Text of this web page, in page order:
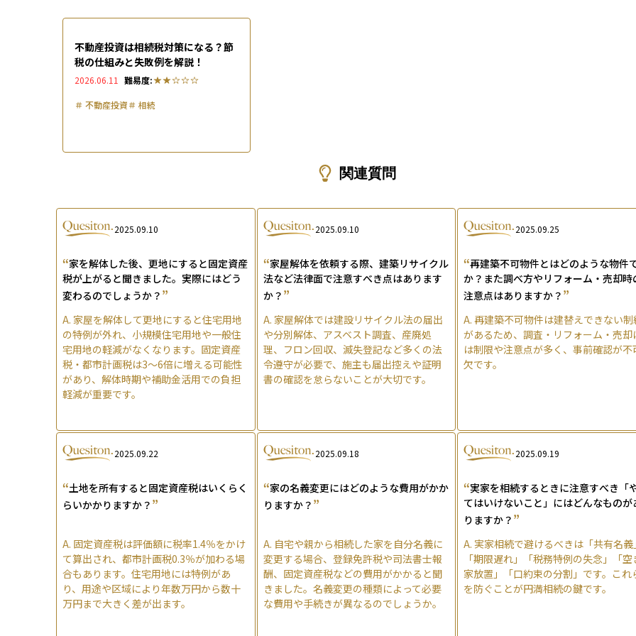
不動産投資は相続税対策になる？節
税の仕組みと失敗例を解説！
2026.06.11 難易度:
＃ 不動産投資＃ 相続
関連質問
2025.09.10
“家を解体した後、更地にすると固定資産
税が上がると聞きました。実際にはどう
変わるのでしょうか？ ”
A. 家屋を解体して更地にすると住宅用地
の特例が外れ、小規模住宅用地や一般住
宅用地の軽減がなくなります。固定資産
税・都市計画税は3〜6倍に増える可能性
があり、解体時期や補助金活用での負担
軽減が重要です。
2025.09.10
“家屋解体を依頼する際、建築リサイクル
法など法律面で注意すべき点はあります
か？ ”
A. 家屋解体では建設リサイクル法の届出
や分別解体、アスベスト調査、産廃処
理、フロン回収、滅失登記など多くの法
令遵守が必要で、施主も届出控えや証明
書の確認を怠らないことが大切です。
2025.09.25
“再建築不可物件とはどのような物件
か？また調べ方やリフォーム・売却時
注意点はありますか？ ”
A.再建築不可物件は建替えできない制
があるため、調査・リフォーム・売却
は制限や注意点が多く、事前確認が不
欠です。
2025.09.22
“土地を所有すると固定資産税はいくらく
らいかかりますか？ ”
A. 固定資産税は評価額に税率1.4％をかけ
て算出され、都市計画税0.3％が加わる場
合もあります。住宅用地には特例があ
り、用途や区域により年数万円から数十
万円まで大きく差が出ます。
2025.09.18
“家の名義変更にはどのような費用がかか
りますか？ ”
A. 自宅や親から相続した家を自分名義に
変更する場合、登録免許税や司法書士報
酬、固定資産税などの費用がかかると聞
きました。名義変更の種類によって必要
な費用や手続きが異なるのでしょうか。
2025.09.19
“実家を相続するときに注意すべき「
てはいけないこと」にはどんなものが
りますか？ ”
A.実家相続で避けるべきは「共有名義
「期限遅れ」「税務特例の失念」「空
家放置」「口約束の分割」です。これ
を防ぐことが円満相続の鍵です。